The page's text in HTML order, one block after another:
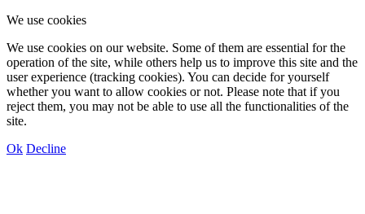
We use cookies
We use cookies on our website. Some of them are essential for the
operation of the site, while others help us to improve this site and the
user experience (tracking cookies). You can decide for yourself
whether you want to allow cookies or not. Please note that if you
reject them, you may not be able to use all the functionalities of the
site.
Ok Decline